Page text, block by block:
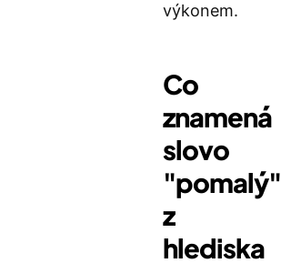
výkonem.
Co
znamená
slovo
"pomalý"
z
hlediska